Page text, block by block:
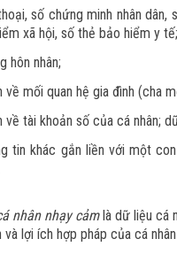
số chứng minh nhân dân,
xã hội, số thẻ bảo hiểm y tế;
hôn nhân;
về mối quan hệ gia đình (cha
về tài khoản số của cá nhân;
tin khác gắn liền với một
nhân nhạy cảmlà dữ liệu cá
và lợi ích hợp pháp của cá